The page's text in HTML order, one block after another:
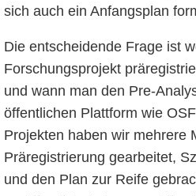
sich auch ein Anfangsplan
Die entscheidende Frage ist
Forschungsprojekt
und wann man den Pre-
öffentlichen Plattform wie
Projekten haben wir mehrere
Präregistrierung gearbeitet,
und den Plan zur Reife